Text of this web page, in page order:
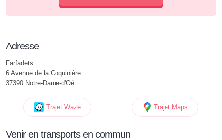
Adresse
Farfadets
6 Avenue de la Coquinière
37390 Notre-Dame-d'Oé
Trajet Waze Trajet Maps
Venir en transports en commun